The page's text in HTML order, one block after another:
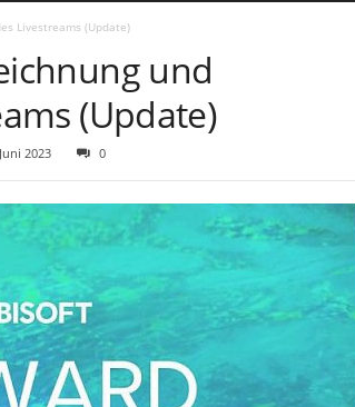
Livestreams (Update)
und
(Update)
2023 0